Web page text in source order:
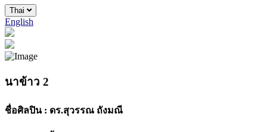
Thai
English
นาข้าว 2
ชื่อศิลปิน : ดร.สุวรรณ ถังมณี